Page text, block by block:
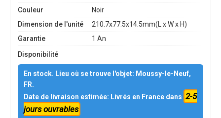
Couleur
Noir
Dimension de l'unité
210.7x77.5x14.5mm(L x W x H)
Garantie
1 An
Disponibilité
En stock. Lieu où se trouve l'objet: Moussy-le-Neuf,
FR.
Date de livraison estimée: Livrés en France dans 2-5
jours ouvrables